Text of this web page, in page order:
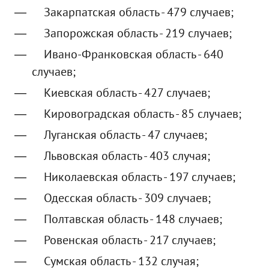
Закарпатская область - 479 случаев;
Запорожская область - 219 случаев;
Ивано-Франковская область - 640
случаев;
Киевская область - 427 случаев;
Кировоградская область - 85 случаев;
Луганская область - 47 случаев;
Львовская область - 403 случая;
Николаевская область - 197 случаев;
Одесская область - 309 случаев;
Полтавская область - 148 случаев;
Ровенская область - 217 случаев;
Сумская область - 132 случая;